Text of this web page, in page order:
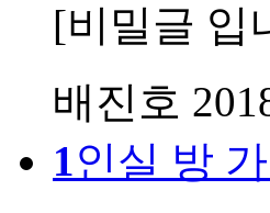
[비밀글 입
배진호
1인실 방